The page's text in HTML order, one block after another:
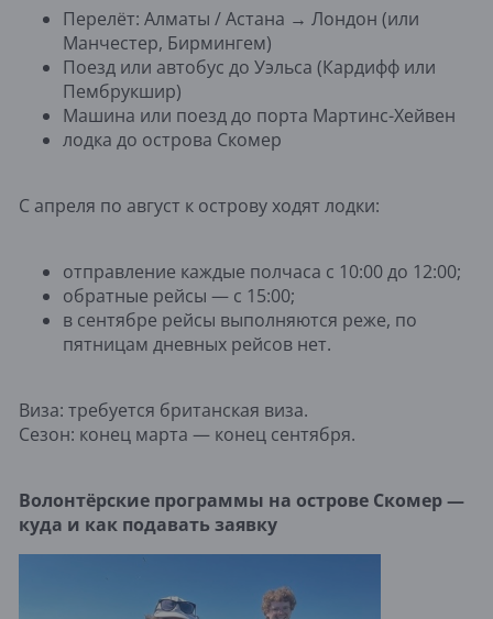
Перелёт: Алматы / Астана → Лондон (или
Манчестер, Бирмингем)
Поезд или автобус до Уэльса (Кардифф или
Пембрукшир)
Машина или поезд до порта Мартинс-Хейвен
лодка до острова Скомер
С апреля по август к острову ходят лодки:
отправление каждые полчаса с 10:00 до 12:00;
обратные рейсы — с 15:00;
в сентябре рейсы выполняются реже, по
пятницам дневных рейсов нет.
Виза: требуется британская виза.
Сезон: конец марта — конец сентября.
Волонтёрские программы на острове Скомер —
куда и как подавать заявку